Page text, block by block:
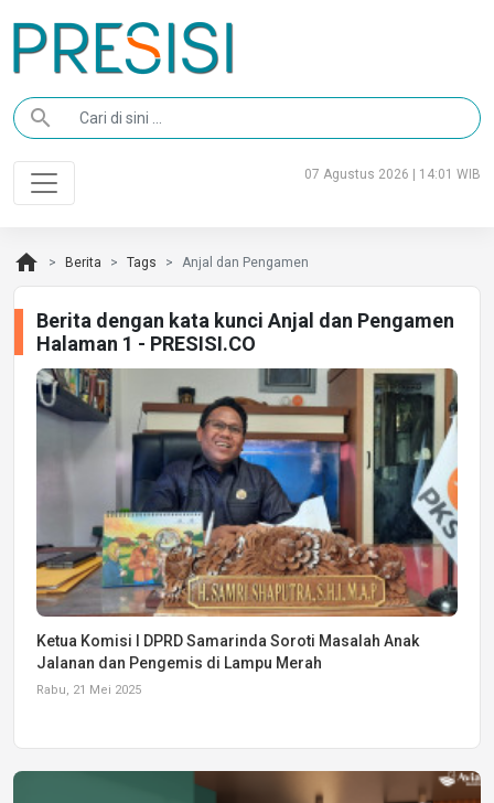
search
07 Agustus 2026 | 14:01 WIB
home Berita Tags Anjal dan Pengamen
Berita dengan kata kunci Anjal dan Pengamen
Halaman 1 - PRESISI.CO
Ketua Komisi I DPRD Samarinda Soroti Masalah Anak
Jalanan dan Pengemis di Lampu Merah
Rabu, 21 Mei 2025